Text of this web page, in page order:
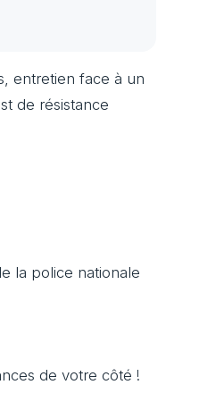
entretien face à un
de résistance
la police nationale
de votre côté !